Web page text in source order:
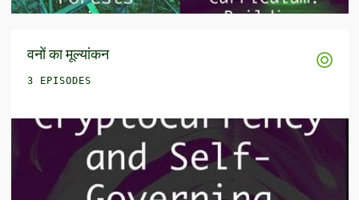
वनों का मूल्यांकन
3 EPISODES